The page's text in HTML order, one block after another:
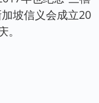
坡信义会成立20